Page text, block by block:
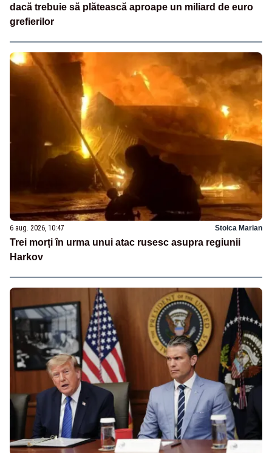
dacă trebuie să plătească aproape un miliard de euro
grefierilor
6 aug. 2026, 10:47 Stoica Marian
Trei morți în urma unui atac rusesc asupra regiunii
Harkov